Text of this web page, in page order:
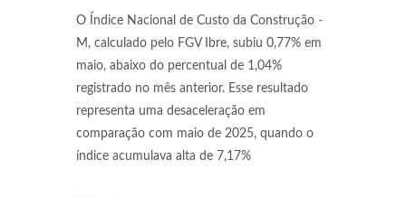
O Índice Nacional de Custo da Construção -
M, calculado pelo FGV Ibre, subiu 0,77% em
maio, abaixo do percentual de 1,04%
registrado no mês anterior. Esse resultado
representa uma desaceleração em
comparação com maio de 2025, quando o
índice acumulava alta de 7,17%